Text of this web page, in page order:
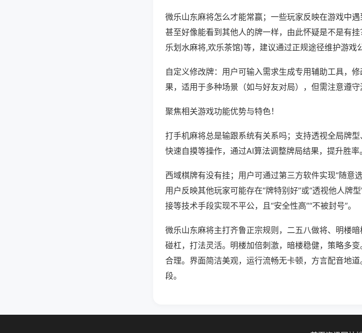
微乐山东麻将怎么才能常赢；一些玩家反映在游戏中
甚至好像能看到其他人的牌一样，由此怀疑是不是有
乐划水麻将,欢乐茶馆)等，建议通过正规途径维护游戏
自定义修改牌：用户可输入需求生成专用辅助工具，
果，适用于多种场景（如与好友对局），但需注意遵守
聚焦相关游戏功能优势与特色！
打手机麻将总是输跟系统有关系吗；支持透视全局牌
快速自摸等操作，通过AI算法调整牌局结果，提升胜率。
西域棋牌有没有挂；用户可通过第三方软件实现“随意
用户反映其他玩家可能存在“牌特别好”或“透视他人牌
接等技术手段实现不平公，且“安全性高”“不被封号”。
微乐山东麻将主打齐鲁正宗规则，二五八做将、明楼
碰杠，打法灵活。明楼加倍刺激，暗楼稳健，策略多
合理。界面简洁美观，运行流畅无卡顿，方言配音地
段。